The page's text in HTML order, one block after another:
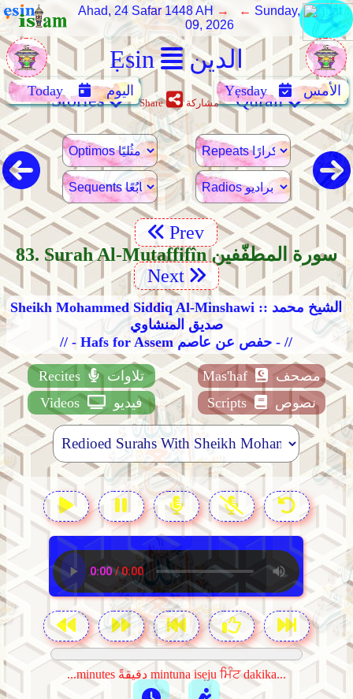
Ẹsin الدين
Ahad, 24 Safar 1448 AH → ← Sunday, August
09, 2026
Today اليوم Yẹsday الأمس Stories Share مشاركة Quran
Prev
83. Surah Al-Mutaffifîn سورة المطفّفين
Next
Sheikh Mohammed Siddiq Al-Minshawi :: الشيخ محمد
صديق المنشاوي
// - Hafs for Assem حفص عن عاصم - //
Recites تلاوات Mas'haf
مصحف
Videos
فيديو Scripts نصوص
...minutes دقيقةً mintuna isẹju ਮਿੰਟ dakika...